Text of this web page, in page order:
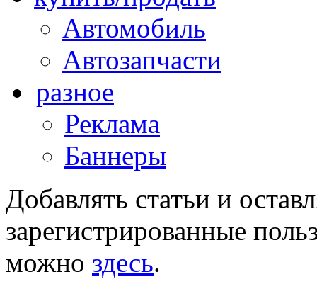
Автомобиль
Автозапчасти
разное
Реклама
Баннеры
Добавлять статьи и
зарегистрированные
можно здесь.